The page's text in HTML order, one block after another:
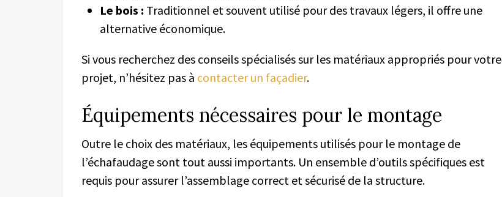
Le bois : Traditionnel et souvent utilisé pour des travaux légers, il offre une
alternative économique.
Si vous recherchez des conseils spécialisés sur les matériaux appropriés pour votre
projet, n’hésitez pas à contacter un façadier.
Équipements nécessaires pour le montage
Outre le choix des matériaux, les équipements utilisés pour le montage de
l’échafaudage sont tout aussi importants. Un ensemble d’outils spécifiques est
requis pour assurer l’assemblage correct et sécurisé de la structure.